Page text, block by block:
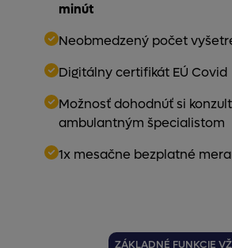
minút
Neobmedzený počet
Digitálny certifikát EÚ Covid
Možnosť dohodnúť si
ambulantným špecialistom
1x mesačne bezplatné
ZÁKLADNÉ FUNKCIE